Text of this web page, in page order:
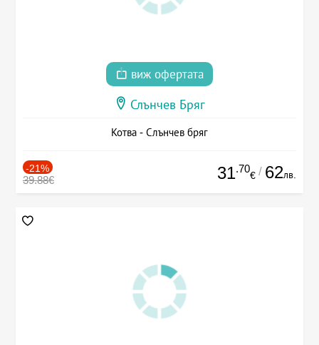
виж офертата
Слънчев Бряг
Котва - Слънчев бряг
-21%
39.88€ 31.70
€ / 62лв.